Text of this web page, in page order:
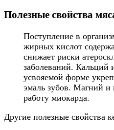
Полезные свойства
Поступление в
жирных кислот
снижает риски
заболеваний. Кальций
усвояемой форме
эмаль зубов. Магний
работу миокарда.
Другие полезные свойства